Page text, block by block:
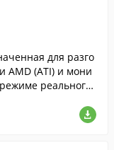
для разго
AMD (ATI) и мони
реального